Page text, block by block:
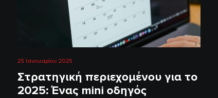
25 Ιανουαρίου 2025
Στρατηγική περιεχομένου για το
2025: Ένας mini οδηγός